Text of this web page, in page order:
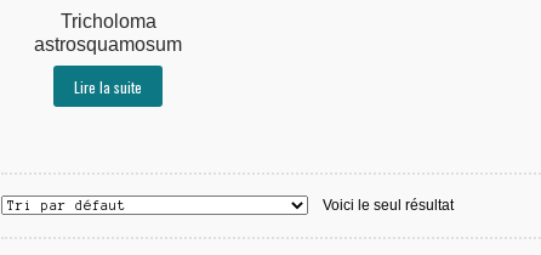
Tricholoma
astrosquamosum
Lire la suite
Voici le seul résultat